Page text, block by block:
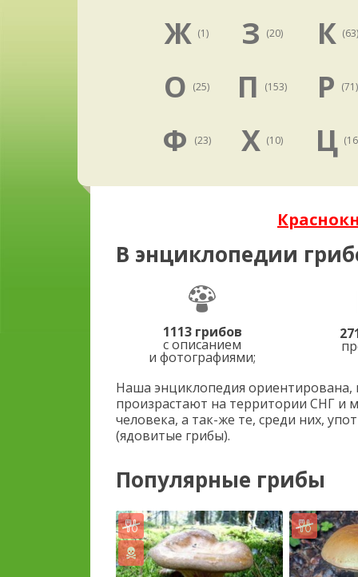
Ж (1) З (20) К (63)
О (25) П (153) Р (71)
Ф (23) Х (10) Ц
В энциклопедии
1113 грибов
с описанием
и фотографиями;
Наша энциклопедия ориентирована,
произрастают на территории СНГ и
человека, а так-же те, среди них,
(ядовитые грибы).
Популярные грибы